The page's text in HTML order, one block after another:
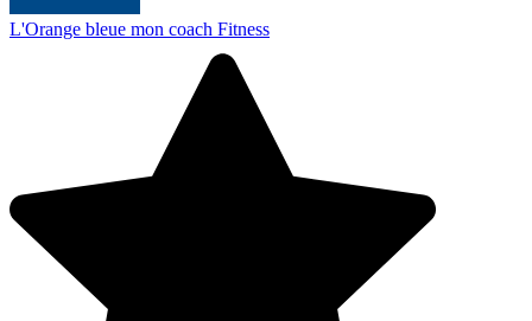
L'Orange bleue mon coach Fitness